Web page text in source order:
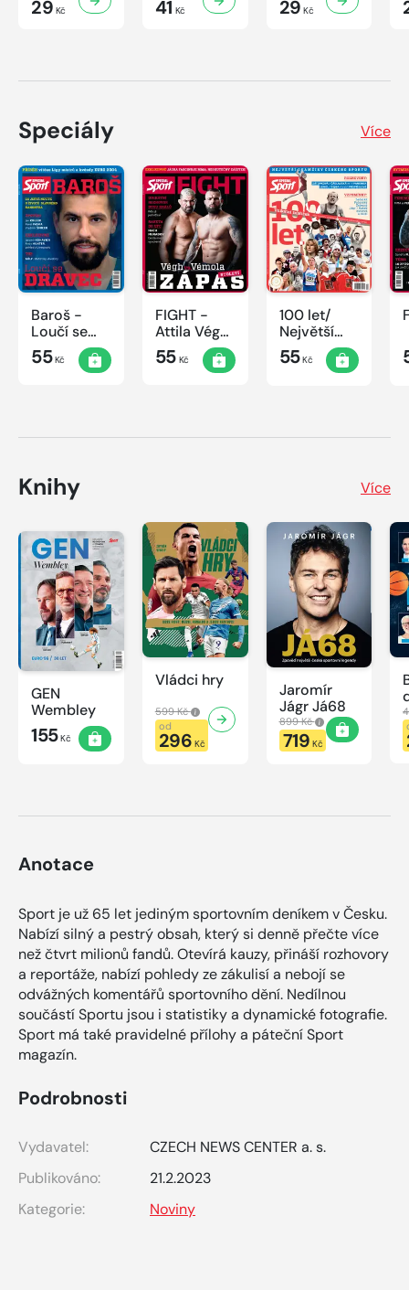
29 Kč 41 Kč 29 Kč
Speciály Více
Baroš -
Loučí se
dravec
55Kč
FIGHT -
Attila Végh
vs. Karlos
Vémola
55Kč
100 let/
Největší
okamžiky
českého
55Kč
Knihy Více
GEN
Wembley
155Kč
Vládci hry
599 Kč
od
296 Kč
Jaromír
Jágr Já68
899 Kč
719 Kč
Anotace
Sport je už 65 let jediným sportovním deníkem v Česku.
Nabízí silný a pestrý obsah, který si denně přečte více
než čtvrt milionů fandů. Otevírá kauzy, přináší rozhovory
a reportáže, nabízí pohledy ze zákulisí a nebojí se
odvážných komentářů sportovního dění. Nedílnou
součástí Sportu jsou i statistiky a dynamické fotografie.
Sport má také pravidelné přílohy a páteční Sport
magazín.
Podrobnosti
Vydavatel:
CZECH NEWS CENTER a. s.
Publikováno:
21.2.2023
Kategorie:
Noviny